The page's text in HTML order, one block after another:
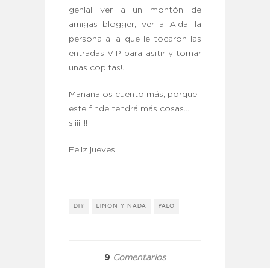
genial ver a un montón de
amigas blogger, ver a Aida, la
persona a la que le tocaron las
entradas VIP para asitir y tomar
unas copitas!.
Mañana os cuento más, porque
este finde tendrá más cosas…
siiiii!!!
Feliz jueves!
DIY LIMON Y NADA PALO
9 Comentarios